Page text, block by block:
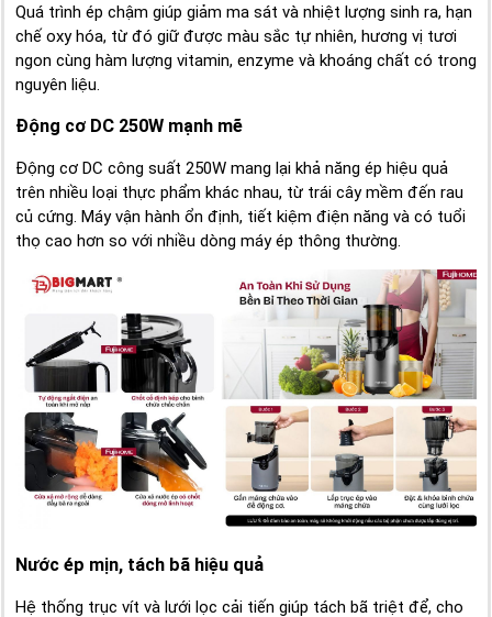
Quá trình ép chậm giúp giảm ma sát và nhiệt lượng sinh ra, hạn
chế oxy hóa, từ đó giữ được màu sắc tự nhiên, hương vị tươi
ngon cùng hàm lượng vitamin, enzyme và khoáng chất có trong
nguyên liệu.
Động cơ DC 250W mạnh mẽ
Động cơ DC công suất 250W mang lại khả năng ép hiệu quả
trên nhiều loại thực phẩm khác nhau, từ trái cây mềm đến rau
củ cứng. Máy vận hành ổn định, tiết kiệm điện năng và có tuổi
thọ cao hơn so với nhiều dòng máy ép thông thường.
Nước ép mịn, tách bã hiệu quả
Hệ thống trục vít và lưới lọc cải tiến giúp tách bã triệt để, cho